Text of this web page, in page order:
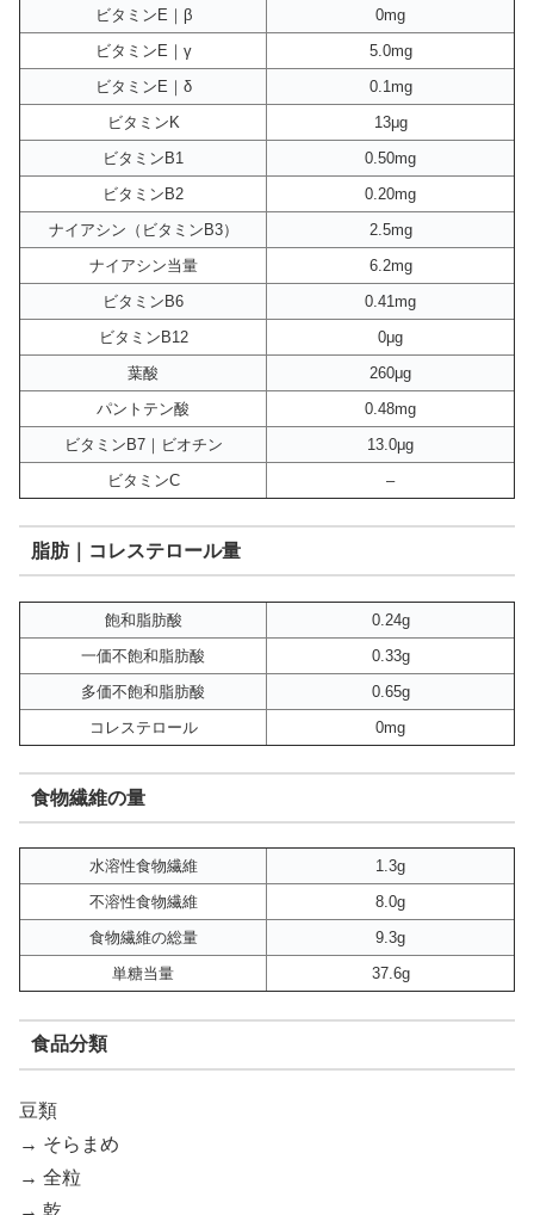
ビタミンE｜β
0mg
ビタミンE｜γ
5.0mg
ビタミンE｜δ
0.1mg
ビタミンK
13μg
ビタミンB1
0.50mg
ビタミンB2
0.20mg
ナイアシン（ビタミンB3）
2.5mg
ナイアシン当量
6.2mg
ビタミンB6
0.41mg
ビタミンB12
0μg
葉酸
260μg
パントテン酸
0.48mg
ビタミンB7｜ビオチン
13.0μg
ビタミンC
–
脂肪｜コレステロール量
飽和脂肪酸
0.24g
一価不飽和脂肪酸
0.33g
多価不飽和脂肪酸
0.65g
コレステロール
0mg
食物繊維の量
水溶性食物繊維
1.3g
不溶性食物繊維
8.0g
食物繊維の総量
9.3g
単糖当量
37.6g
食品分類
豆類
→ そらまめ
→ 全粒
→ 乾